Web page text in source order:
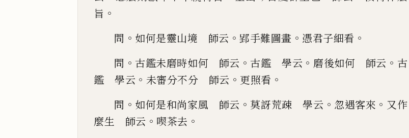
旨 。
問 。 如何是靈山境 師云 。 郢手難圖畫 。 憑君子細看 。
問 。 古鑑未磨時如何 師云 。 古鑑 學云 。 磨後如何 師云 。 古
鑑 學云 。 未審分不分 師云 。 更照看 。
問 。 如何是和尚家風 師云 。 莫訝荒疎 學云 。 忽遇客來 。 又作
麼生 師云 。 喫茶去 。